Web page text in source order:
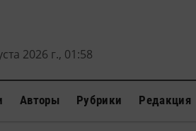
2026 г., 01:58
Авторы Рубрики Редакция